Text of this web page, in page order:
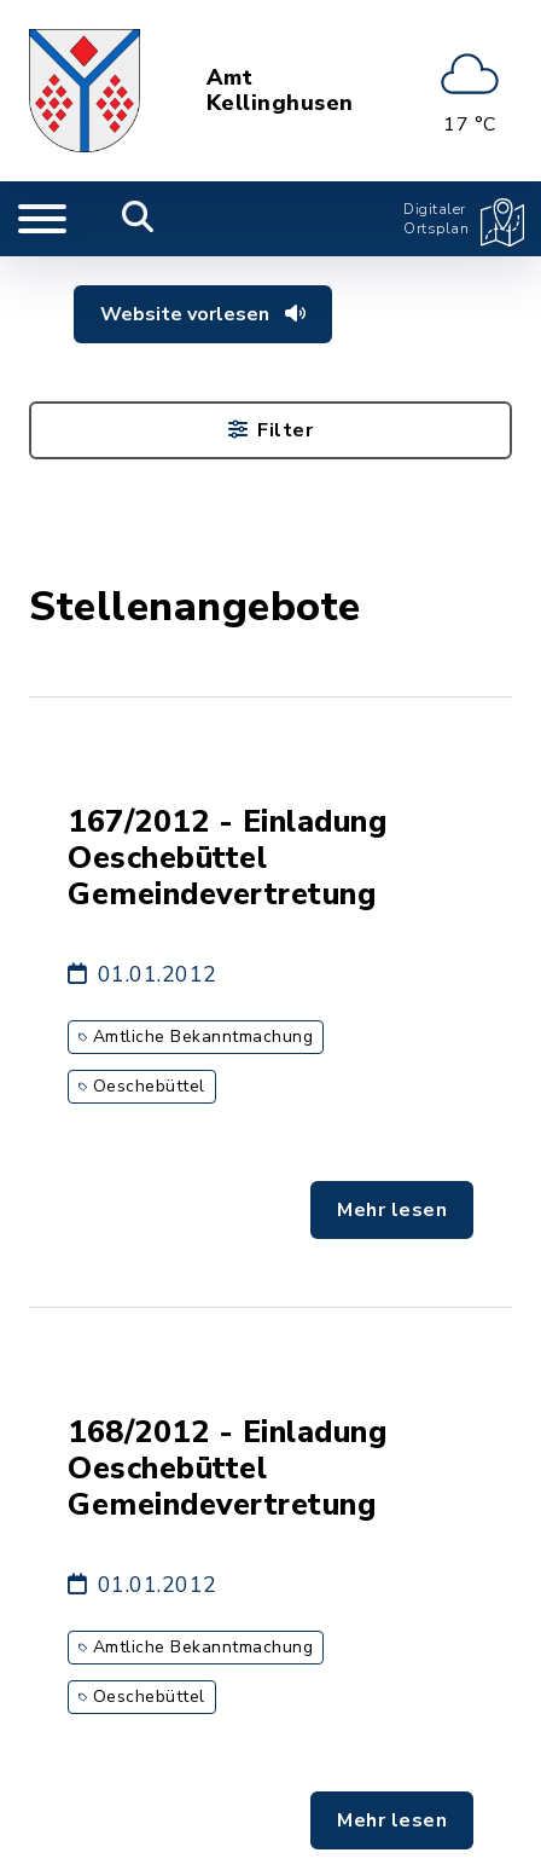
Amt
Kellinghusen
17 °C
Digitaler
Ortsplan
Website vorlesen
Stellenangebote
167/2012 - Einladung
Oeschebüttel
Gemeindevertretung
01.01.2012
Amtliche Bekanntmachung
Oeschebüttel
Mehr lesen
168/2012 - Einladung
Oeschebüttel
Gemeindevertretung
01.01.2012
Amtliche Bekanntmachung
Oeschebüttel
Mehr lesen
Filter